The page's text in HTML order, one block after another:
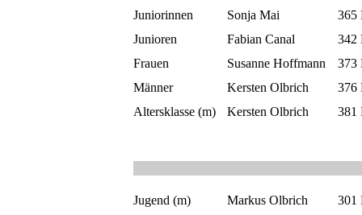
Juniorinnen
Sonja Mai
365
Junioren
Fabian Canal
342
Frauen
Susanne Hoffmann
373
Männer
Kersten Olbrich
376
Altersklasse (m)
Kersten Olbrich 381
Jugend (m) Markus Olbrich
301